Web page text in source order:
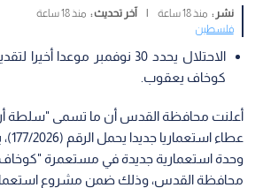
نشر : منذ 18 ساعة | آخر تحديث : منذ 18 ساعة
فلسطين
الاحتلال يحدد 30 نوفمبر موعدا
كوخاف يعقوب.
أعلنت محافظة القدس أن ما تسمى "سلطة
وحدة استعمارية جديدة في مستعمرة
محافظة القدس، وذلك ضمن مشروع